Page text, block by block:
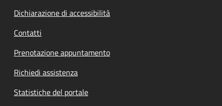
Dichiarazione di accessibilità
Contatti
Prenotazione appuntamento
Richiedi assistenza
Statistiche del portale